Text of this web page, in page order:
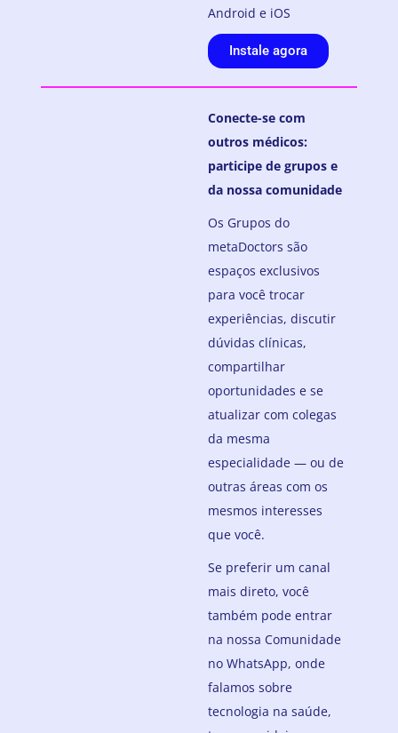
Android e iOS
Instale agora
Conecte-se com
outros médicos:
participe de grupos e
da nossa comunidade
Os Grupos do
metaDoctors são
espaços exclusivos
para você trocar
experiências, discutir
dúvidas clínicas,
compartilhar
oportunidades e se
atualizar com colegas
da mesma
especialidade — ou de
outras áreas com os
mesmos interesses
que você.
Se preferir um canal
mais direto, você
também pode entrar
na nossa Comunidade
no WhatsApp, onde
falamos sobre
tecnologia na saúde,